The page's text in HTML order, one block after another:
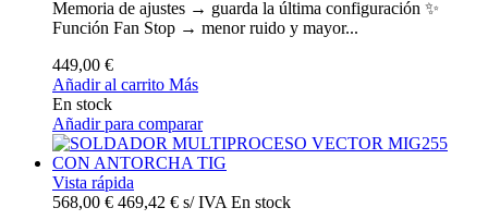
Memoria de ajustes → guarda la última configuración ✨
Función Fan Stop → menor ruido y mayor...
449,00 €
Añadir al carrito Más
En stock
Añadir para comparar
Vista rápida
568,00 € 469,42 € s/ IVA En stock